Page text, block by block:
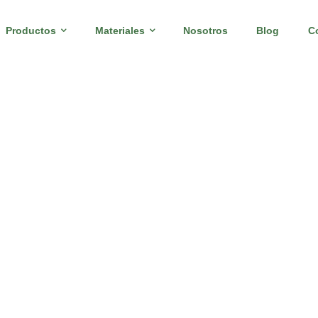
Productos Materiales Nosotros Blog